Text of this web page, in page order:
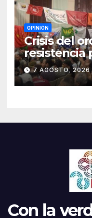
OPINIÓN
Crisis del
resistencia
el inicio de
7 AGOSTO, 2026
Con la